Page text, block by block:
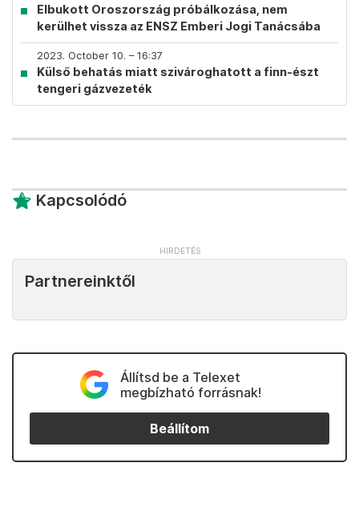
Elbukott Oroszország próbálkozása, nem
kerülhet vissza az ENSZ Emberi Jogi Tanácsába
2023. October 10. – 16:37
Külső behatás miatt szivároghatott a finn-észt
tengeri gázvezeték
Kapcsolódó
Partnereinktől
Állítsd be a Telexet
megbízható forrásnak!
Beállítom